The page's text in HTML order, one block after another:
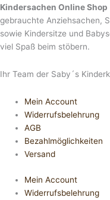
Kindersachen Online Shop
gebrauchte Anziehsachen,
sowie Kindersitze und
viel Spaß beim stöbern.
Ihr Team der Saby´s
Mein Account
Widerrufsbelehrung
AGB
Bezahlmöglichkeiten
Versand
Mein Account
Widerrufsbelehrung